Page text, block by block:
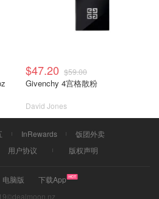
$47.20 $59.00
Givenchy 4宫格散粉
David Jones
InRewards
饭团外卖
用户协议 版权声明
电脑版
下载App